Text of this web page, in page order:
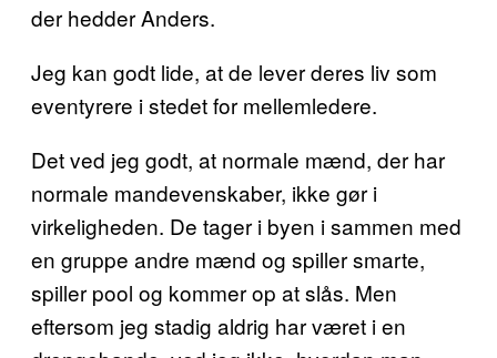
der hedder Anders.
Jeg kan godt lide, at de lever deres liv som
eventyrere i stedet for mellemledere.
Det ved jeg godt, at normale mænd, der har
normale mandevenskaber, ikke gør i
virkeligheden. De tager i byen i sammen med
en gruppe andre mænd og spiller smarte,
spiller pool og kommer op at slås. Men
eftersom jeg stadig aldrig har været i en